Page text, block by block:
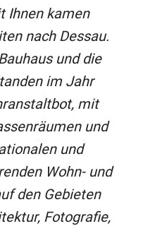
Ihnen kamen
nach Dessau.
und die
im Jahr
mit
und
und
Wohn- und
den Gebieten
Fotografie,